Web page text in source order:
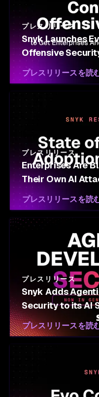
プレスリリース
Snyk Launches
Offensive
Enterprises
Attacks
プレスリリースを読
プレスリリース
Enterprises Are
Their Own AI
Spot Is Growing
プレスリリースを読
プレスリリース
Snyk Adds
Security to its AI
Enforcement
Building
プレスリリースを読